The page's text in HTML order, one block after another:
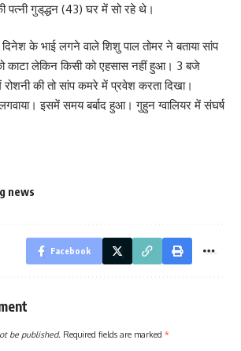
पत्नी गुड्‌द्धन (43) घर में सो रहे थे।
के भाई लगने वाले शिशु पाल तोमर ने बताया सांप
काटा लेकिन किसी को एहसास नहीं हुआ। 3 बजे
की तो सांप कमरे में प्रवेश करता दिखा।
इसमें समय बर्बाद हुआ। गुहुन ग्वालियर में संघर्ष
news
Facebook
be published. Required fields are marked *